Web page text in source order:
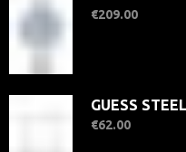
€209.00
€62.00